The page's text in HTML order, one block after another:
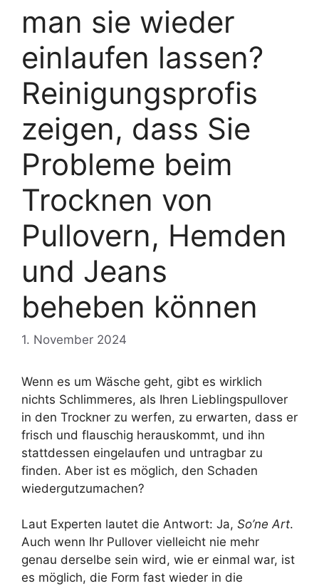
man sie wieder
einlaufen lassen?
Reinigungsprofis
zeigen, dass Sie
Probleme beim
Trocknen von
Pullovern, Hemden
und Jeans
beheben können
1. November 2024
Wenn es um Wäsche geht, gibt es wirklich
nichts Schlimmeres, als Ihren Lieblingspullover
in den Trockner zu werfen, zu erwarten, dass er
frisch und flauschig herauskommt, und ihn
stattdessen eingelaufen und untragbar zu
finden. Aber ist es möglich, den Schaden
wiedergutzumachen?
Laut Experten lautet die Antwort: Ja, So’ne Art.
Auch wenn Ihr Pullover vielleicht nie mehr
genau derselbe sein wird, wie er einmal war, ist
es möglich, die Form fast wieder in die